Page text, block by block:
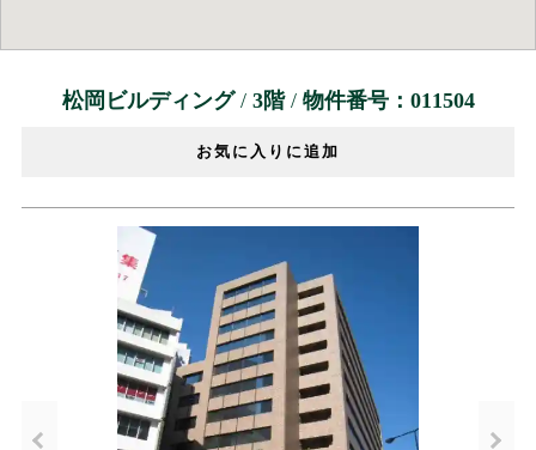
松岡ビルディング / 3階 / 物件番号：011504
お気に入りに追加